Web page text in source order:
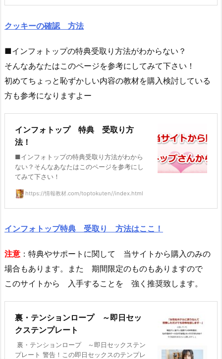
クッキーの確認 方法
■インフォトップの特典受取り方法がわからない？
そんなあなたはこのページを参考にしてみて下さい！
初めてちょっと恥ずかしい内容の教材を購入検討している
方も参考になりますよー
インフォトップ 特典 受取り方
法！
■インフォトップの特典受取り方法がわから
ない？そんなあなたはこのページを参考にし
てみて下さい！
https://情報教材.com/toptokuten//index.html
インフォトップ特典 受取り 方法はここ！
注意 ：特典やサポートに関して 当サイトから購入のみの
場合もあります。また 期間限定のものもありますので
このサイトから 入手することを 強く推奨致します。
裏・テンションロープ ～即日セッ
クステンプレート
裏・テンションロープ ～即日セックステン
プレート 警告！この即日セックスのテンプレ